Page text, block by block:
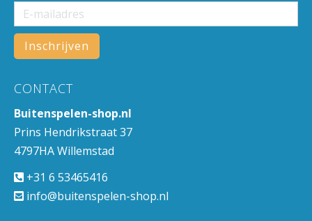
CONTACT
Buitenspelen-shop.nl
Prins Hendrikstraat 37
4797HA Willemstad
+31 6 53465416
info@buitenspelen-shop.nl